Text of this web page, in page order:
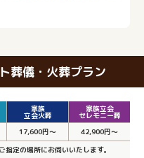
葬儀・火葬プラン
家族
立会火葬
家族立会
セレモニー葬
17,600円～
42,900円～
定の場所にお伺いいたします。